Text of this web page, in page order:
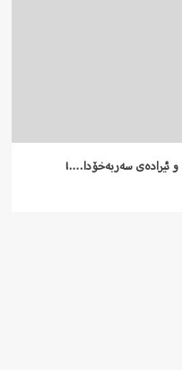
و ئیرادەی سەربەخۆدا….!